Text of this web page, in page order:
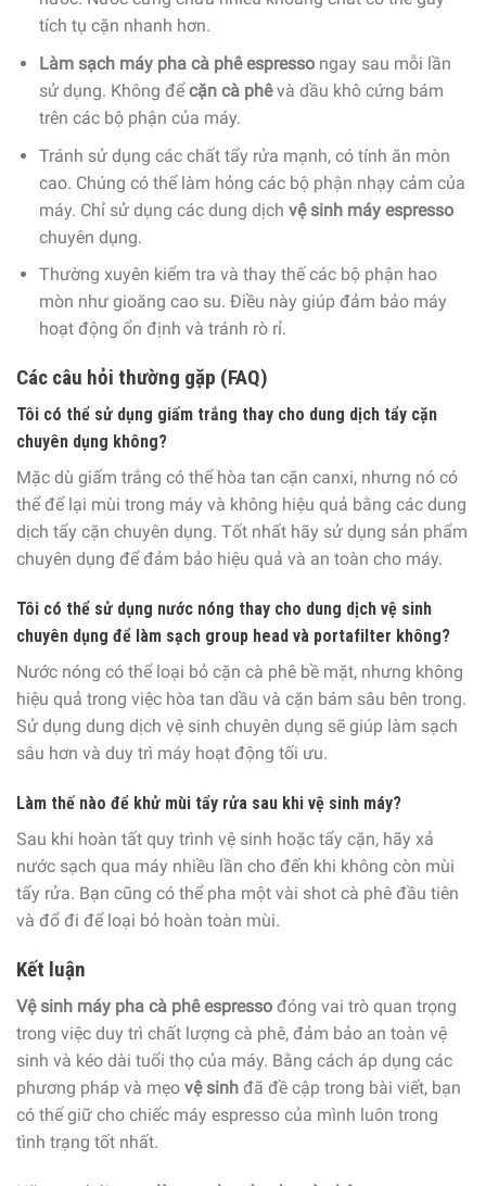
tích tụ cặn nhanh hơn.
Làm sạch máy pha cà phê espressongay sau mỗi lần
sử dụng. Không đểcặn cà phêvà dầu khô cứng bám
trên các bộ phận của máy.
Tránh sử dụng các chất tẩy rửa mạnh, có tính ăn mòn
cao. Chúng có thể làm hỏng các bộ phận nhạy cảm của
máy. Chỉ sử dụng các dung dịch vệ sinh máy espresso
chuyên dụng.
Thường xuyên kiểm tra và thay thế các bộ phận hao
mòn như gioăng cao su. Điều này giúp đảm bảo máy
hoạt động ổn định và tránh rò rỉ.
Các câu hỏi thường gặp (FAQ)
Tôi có thể sử dụng giấm trắng thay cho dung dịch tẩy cặn
chuyên dụng không?
Mặc dù giấm trắng có thể hòa tan cặn canxi, nhưng nó có
thể để lại mùi trong máy và không hiệu quả bằng các dung
dịch tẩy cặn chuyên dụng. Tốt nhất hãy sử dụng sản phẩm
chuyên dụng để đảm bảo hiệu quả và an toàn cho máy.
Tôi có thể sử dụng nước nóng thay cho dung dịch vệ sinh
chuyên dụng để làm sạch group head và portafilter không?
Nước nóng có thể loại bỏ cặn cà phê bề mặt, nhưng không
hiệu quả trong việc hòa tan dầu và cặn bám sâu bên trong.
Sử dụng dung dịch vệ sinh chuyên dụng sẽ giúp làm sạch
sâu hơn và duy trì máy hoạt động tối ưu.
Làm thế nào để khử mùi tẩy rửa sau khi vệ sinh máy?
Sau khi hoàn tất quy trình vệ sinh hoặc tẩy cặn, hãy xả
nước sạch qua máy nhiều lần cho đến khi không còn mùi
tẩy rửa. Bạn cũng có thể pha một vài shot cà phê đầu tiên
và đổ đi để loại bỏ hoàn toàn mùi.
Kết luận
Vệ sinh máy pha cà phê espresso đóng vai trò quan trọng
trong việc duy trì chất lượng cà phê, đảm bảo an toàn vệ
sinh và kéo dài tuổi thọ của máy. Bằng cách áp dụng các
phương pháp và mẹo vệ sinh đã đề cập trong bài viết, bạn
có thể giữ cho chiếc máy espresso của mình luôn trong
tình trạng tốt nhất.